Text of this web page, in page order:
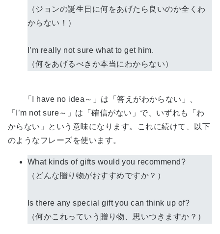
（ジョンの誕生日に何をあげたら良いのか全くわ
からない！）
I’m really not sure what to get him.
（何をあげるべきか本当にわからない）
「I have no idea～」は「答えがわからない」、
「I’m not sure～」は「確信がない」で、いずれも「わ
からない」という意味になります。これに続けて、以下
のようなフレーズを使います。
What kinds of gifts would you recommend?
（どんな贈り物がおすすめですか？）
Is there any special gift you can think up of?
（何かこれっていう贈り物、思いつきますか？）